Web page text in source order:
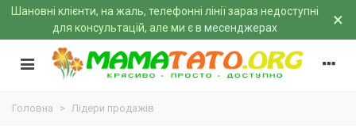
Шановні клієнти, на жаль, телефонні лінії зараз недоступні
для консультацій, але ми єв месенджерах ×
Головна > Лідери продажів